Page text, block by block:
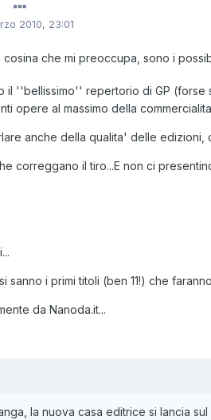
2010, 23:01
che mi preoccupa, sono i
il ''bellissimo'' repertorio di GP (forse
opere al massimo della
anche della qualita' delle edizioni,
correggano il tiro...E non ci
sanno i primi titoli (ben 11!) che
da Nanoda.it...
, la nuova casa editrice si lancia